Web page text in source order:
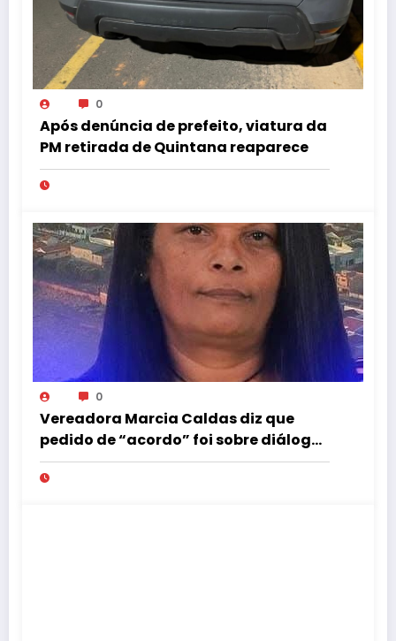
0
Após denúncia de prefeito, viatura da
PM retirada de Quintana reaparece
0
Vereadora Marcia Caldas diz que
pedido de “acordo” foi sobre diálogo
institucional